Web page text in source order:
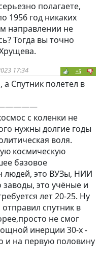
полагаете,
1956 год никаких
направлении не
Тогда вы точно
17:34 +5
Спутник полетел в
с коленки не
нужны долгие годы
воля.
космическую
базовое
людей, это ВУЗы, НИИ
заводы, это учёные и
лет 20-25. Ну
отправил спутник в
не смог
инерции 30-х -
и на первую половину